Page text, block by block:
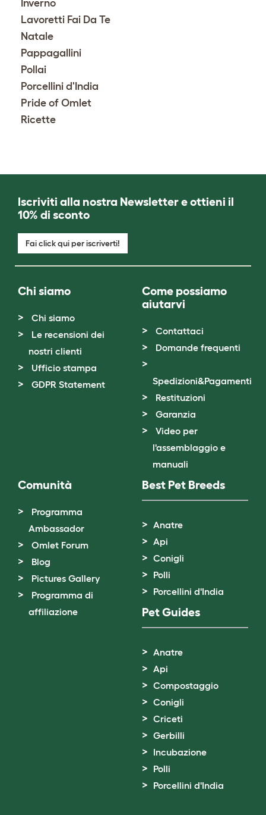
Inverno
Lavoretti Fai Da Te
Natale
Pappagallini
Pollai
Porcellini d'India
Pride of Omlet
Ricette
Iscriviti alla nostra Newsletter e ottieni il
10% di sconto
Fai click qui per iscriverti!
Chi siamo
Chi siamo
Le recensioni dei
nostri clienti
Ufficio stampa
GDPR Statement
Come possiamo
aiutarvi
Contattaci
Domande frequenti
Spedizioni&Pagamenti
Restituzioni
Garanzia
Video per
l'assemblaggio e
manuali
Comunità
Programma
Ambassador
Omlet Forum
Blog
Pictures Gallery
Programma di
affiliazione
Best Pet Breeds
Anatre
Api
Conigli
Polli
Porcellini d'India
Pet Guides
Anatre
Api
Compostaggio
Conigli
Criceti
Gerbilli
Incubazione
Polli
Porcellini d'India